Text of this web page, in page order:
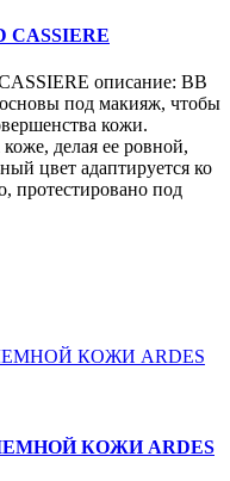
CASSIERE
описание: ВВ
основы под макияж, чтобы
кожи.
делая ее ровной,
цвет адаптируется ко
протестировано под
КОЖИ ARDES